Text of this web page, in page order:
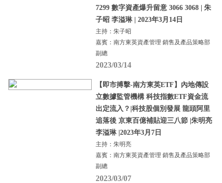
7299 數字資產爆升留意 3066 3068 | 朱
子昭 李溢琳 | 2023年3月14日
主持：朱子昭
嘉賓：南方東英資產管理 銷售及產品策略部
副總
2023/03/14
【即市搏擊-南方東英ETF】內地傳設
立數據監管機構 科技指數ETF資金流
出定流入？|科技股個別發展 龍頭阿里
追落後 京東百億補貼迎三八節 |朱明亮
李溢琳 |2023年3月7日
主持：朱明亮
嘉賓：南方東英資產管理 銷售及產品策略部
副總
2023/03/07